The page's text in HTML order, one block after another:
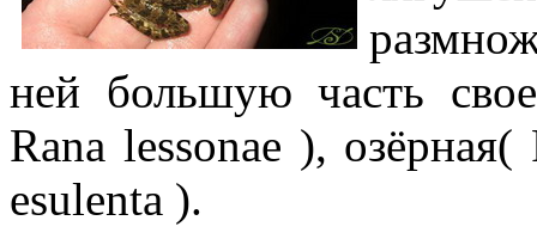
ней большую часть
Rana lessonae ),
esulenta ).